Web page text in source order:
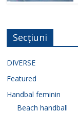
Secțiuni
DIVERSE
Featured
Handbal feminin
Beach handball